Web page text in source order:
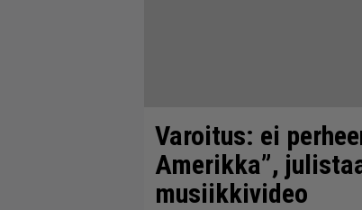
Varoitus: ei
Amerikka”,
musiikkivideo